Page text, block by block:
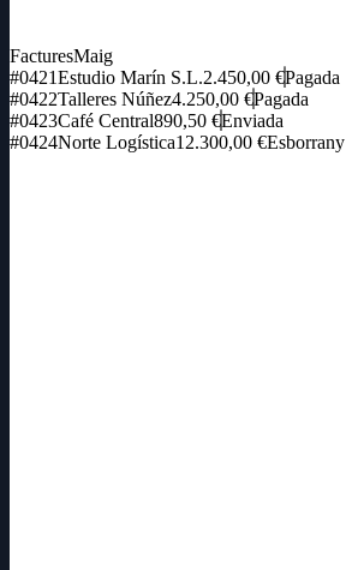
FacturesMaig
#0421Estudio Marín S.L.2.450,00 €Pagada
#0422Talleres Núñez4.250,00 €Pagada
#0423Café Central890,50 €Enviada
#0424Norte Logística12.300,00 €Esborrany